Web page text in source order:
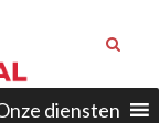
diensten